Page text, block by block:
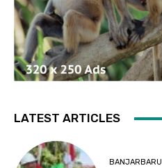
LATEST ARTICLES
BANJARBARU